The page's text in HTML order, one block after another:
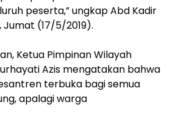
peserta,” ungkap Abd Kadir
(17/5/2019).
Ketua Pimpinan Wilayah
Azis mengatakan bahwa
terbuka bagi semua
apalagi warga